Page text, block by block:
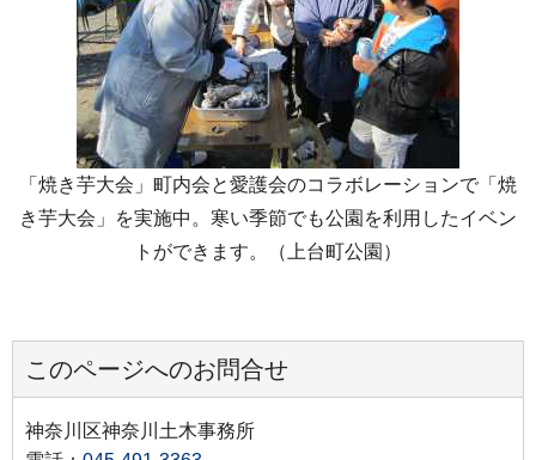
「焼き芋大会」町内会と愛護会のコラボレーションで「焼
き芋大会」を実施中。寒い季節でも公園を利用したイベン
トができます。（上台町公園）
このページへのお問合せ
神奈川区神奈川土木事務所